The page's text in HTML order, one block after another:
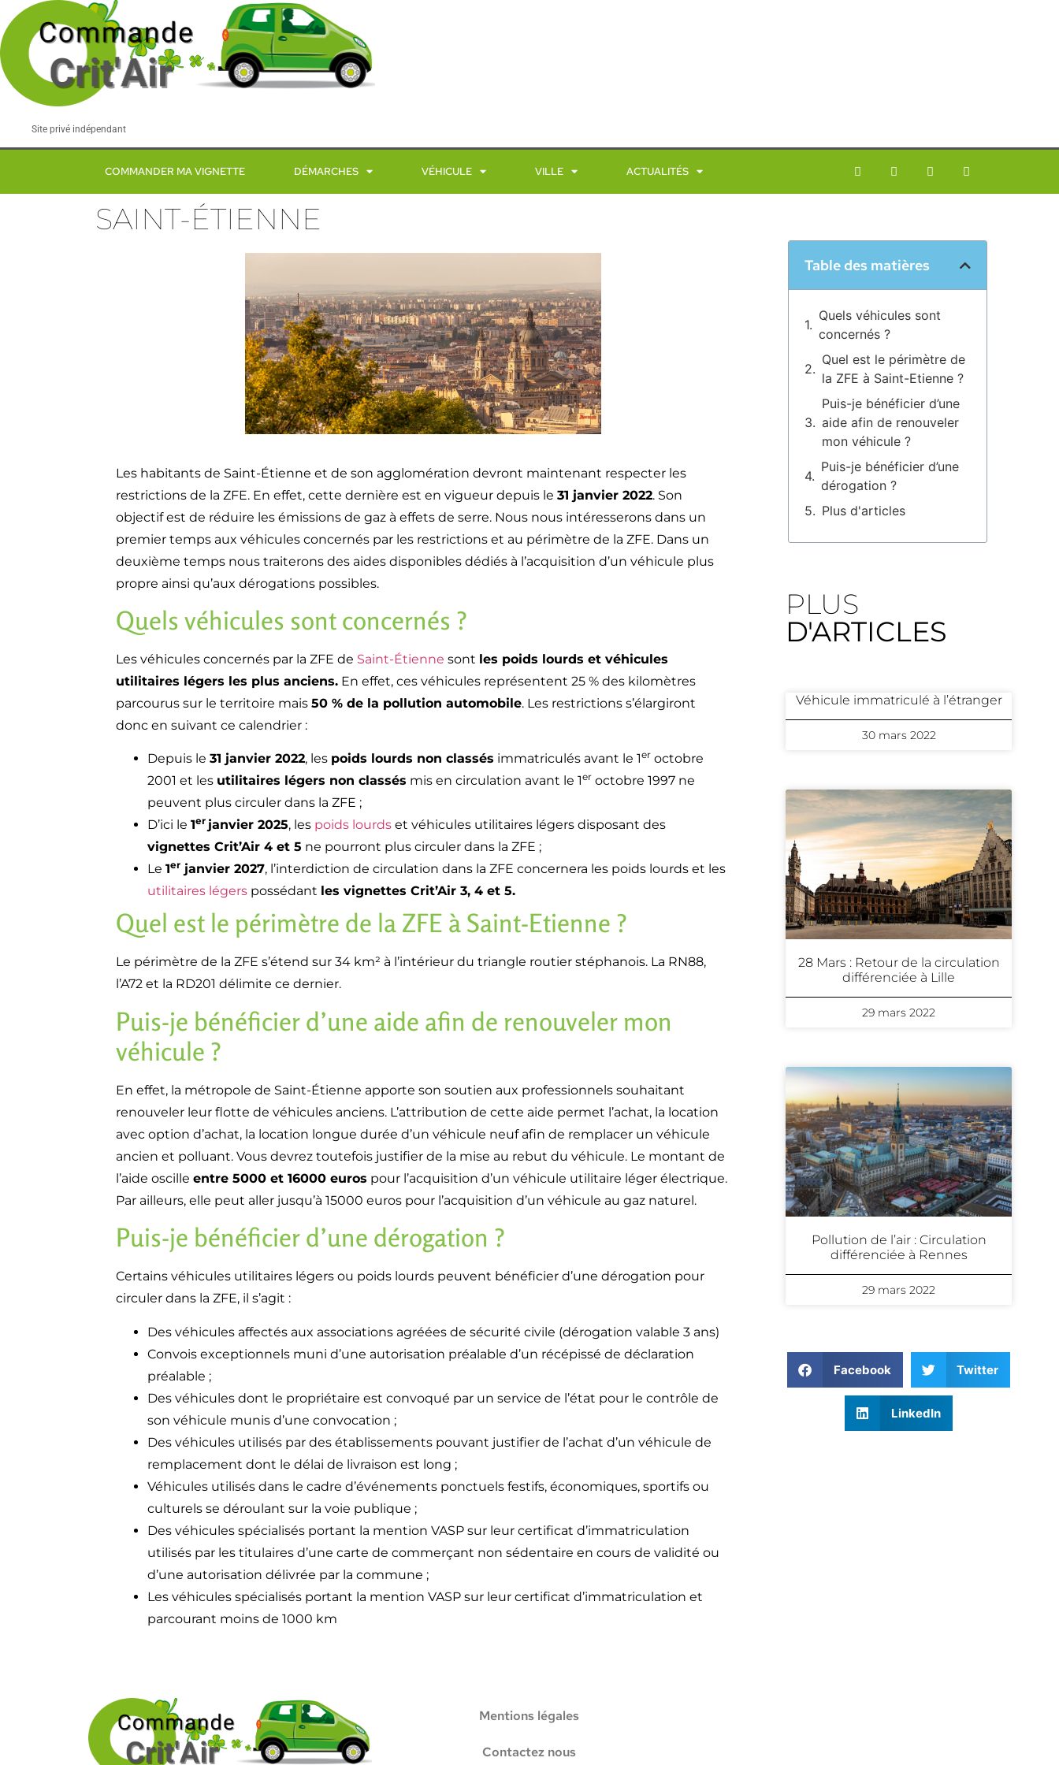
Site privé indépendant
COMMANDER MA VIGNETTE DÉMARCHES VÉHICULE VILLE ACTUALITÉS
SAINT-ÉTIENNE
Les habitants de Saint-Étienne et de son agglomération devront maintenant respecter les
restrictions de la ZFE. En effet, cette dernière est en vigueur depuis le31 janvier 2022. Son
objectif est de réduire les émissions de gaz à effets de serre. Nous nous intéresserons dans un
premier temps aux véhicules concernés par les restrictions et au périmètre de la ZFE. Dans un
deuxième temps nous traiterons des aides disponibles dédiés à l’acquisition d’un véhicule plus
propre ainsi qu’aux dérogations possibles.
Quels véhicules sont concernés ?
Les véhicules concernés par la ZFE de Saint-Étienne sont les poids lourds et véhicules
utilitaires légers les plus anciens. En effet, ces véhicules représentent 25 % des kilomètres
parcourus sur le territoire mais50 % de la pollution automobile. Les restrictions s’élargiront
donc en suivant ce calendrier :
Depuis le31 janvier 2022, les poids lourds non classés immatriculés avant le 1er octobre
2001 et les utilitaires légers non classés mis en circulation avant le 1er octobre 1997 ne
peuvent plus circuler dans la ZFE ;
D’ici le1er janvier 2025, les poids lourds et véhicules utilitaires légers disposant des
vignettes Crit’Air 4 et 5 ne pourront plus circuler dans la ZFE ;
Le1er janvier 2027, l’interdiction de circulation dans la ZFE concernera les poids lourds et les
utilitaires légers possédant les vignettes Crit’Air 3, 4 et 5.
Quel est le périmètre de la ZFE à Saint-Etienne ?
Le périmètre de la ZFE s’étend sur 34 km² à l’intérieur du triangle routier stéphanois. La RN88,
l’A72 et la RD201 délimite ce dernier.
Puis-je bénéficier d’une aide afin de renouveler mon
véhicule ?
En effet, la métropole de Saint-Étienne apporte son soutien aux professionnels souhaitant
renouveler leur flotte de véhicules anciens. L’attribution de cette aide permet l’achat, la location
avec option d’achat, la location longue durée d’un véhicule neuf afin de remplacer un véhicule
ancien et polluant. Vous devrez toutefois justifier de la mise au rebut du véhicule. Le montant de
l’aide oscilleentre 5000 et 16000 euros pour l’acquisition d’un véhicule utilitaire léger électrique.
Par ailleurs, elle peut aller jusqu’à 15000 euros pour l’acquisition d’un véhicule au gaz naturel.
Puis-je bénéficier d’une dérogation ?
Certains véhicules utilitaires légers ou poids lourds peuvent bénéficier d’une dérogation pour
circuler dans la ZFE, il s’agit :
Des véhicules affectés aux associations agréées de sécurité civile (dérogation valable 3 ans)
Convois exceptionnels muni d’une autorisation préalable d’un récépissé de déclaration
préalable ;
Des véhicules dont le propriétaire est convoqué par un service de l’état pour le contrôle de
son véhicule munis d’une convocation ;
Des véhicules utilisés par des établissements pouvant justifier de l’achat d’un véhicule de
remplacement dont le délai de livraison est long ;
Véhicules utilisés dans le cadre d’événements ponctuels festifs, économiques, sportifs ou
culturels se déroulant sur la voie publique ;
Des véhicules spécialisés portant la mention VASP sur leur certificat d’immatriculation
utilisés par les titulaires d’une carte de commerçant non sédentaire en cours de validité ou
d’une autorisation délivrée par la commune ;
Les véhicules spécialisés portant la mention VASP sur leur certificat d’immatriculation et
parcourant moins de 1000 km
Table des matières
Quels véhicules sont
concernés ?
Quel est le périmètre de
la ZFE à Saint-Etienne ?
Puis-je bénéficier d’une
aide afin de renouveler
mon véhicule ?
Puis-je bénéficier d’une
dérogation ?
Plus d'articles
PLUS
D'ARTICLES
Véhicule immatriculé à l’étranger
30 mars 2022
28 Mars : Retour de la circulation
différenciée à Lille
29 mars 2022
Pollution de l’air : Circulation
différenciée à Rennes
29 mars 2022
Facebook Twitter
LinkedIn
Mentions légales
Contactez nous